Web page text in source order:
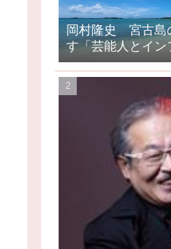
岡村隆史 宮古島
す「芸能人とイ
になってしまった